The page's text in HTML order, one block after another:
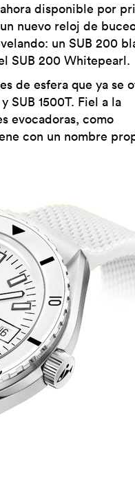
disponible por
nuevo reloj de
un SUB 200
SUB 200 Whitepearl.
de esfera que ya se
SUB 1500T. Fiel a la
evocadoras, como
con un nombre